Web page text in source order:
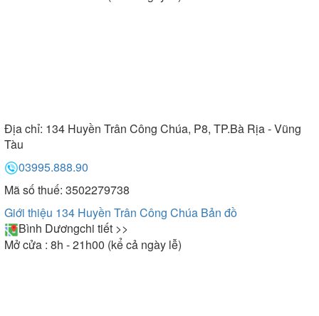
Địa chỉ: 134 Huyền Trân Công Chúa, P8, TP.Bà Rịa - Vũng
Tàu
03995.888.90
Mã số thuế: 3502279738
Giới thiệu 134 Huyền Trân Công Chúa Bản đồ
Bình Dươngchi tiết >>
Mở cửa : 8h - 21h00 (kể cả ngày lễ)